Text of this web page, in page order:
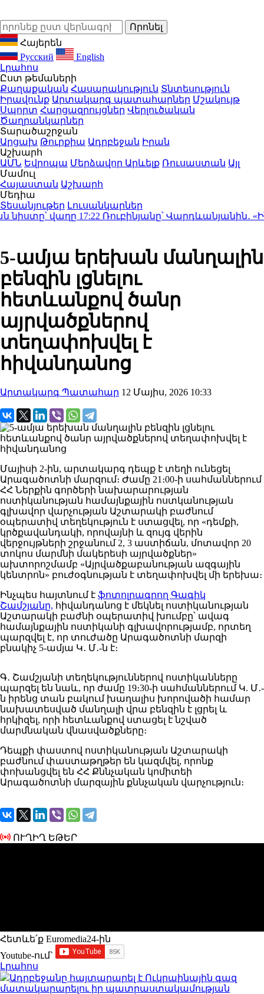
Հայերեն
Русский
English
Լրահոս
Ըստ թեմաների
Քաղաքական Հասարակություն Տնտեսություն
Իրավունք Արտակարգ պատահարներ Մշակույթ
Սպորտ Հարցազրույցներ Վերլուծական
Ծաղրանկարներ
Տարածաշրջան
Արցախ Թուրքիա Ադրբեջան Իրան
Աշխարհ
ԱՄՆ Եվրոպա Մերձավոր Արևելք Ռուսաստան Այլ
Մամուլ
Հայաստան Աշխարհ
Մեդիա
Տեսանյութեր Լուսանկարներ
վաղը17:22 Ռուբինյանը՝ Վարդևանյանին․
5-ամյա երեխան մանղալին
բենզին լցնելու
հետևանքով ծանր
այրվածքներով
տեղափոխվել է
հիվանդանոց
Արտակարգ Պատահար 12 Մայիս, 2026 10:33
Մայիսի 2-ին, արտակարգ դեպք է տեղի ունեցել
Արագածոտնի մարզում։ Ժամը 21։00-ի սահմաններում
ՀՀ Ներքին գործերի նախարարության
ոստիկանության համայնքային ոստկանության
գլխավոր վարչության Աշտարակի բաժնում
օպերատիվ տեղեկություն է ստացվել, որ «դեմքի,
կրծքավանդակի, որովայնի և զույգ վերին
վերջույթների շրջանում 2, 3 աստիճան, մոտավոր 20
տոկոս մարմնի մակերեսի այրվածքներ»
ախտորոշմամբ «Այրվածքաբանության ազգային
կենտրոն» բուժօգնության է տեղափոխվել մի երեխա։
Ինչպես հայտնում է ֆոտոլրագրող Գագիկ
Շամշյանը, հիվանդանոց է մեկնել ոստիկանության
Աշտարակի բաժնի օպերատիվ խումբը՝ ավագ
համայնքային ոստիկանի գլխավորությամբ, որտեղ
պարզվել է, որ տուժածը Արագածոտնի մարզի
բնակիչ 5-ամյա Կ․ Մ․-ն է։
Գ․ Շամշյանի տեղեկություններով ոստիկանները
պարզել են նաև, որ ժամը 19։30-ի սահմաններում Կ. Մ․-
ն իրենց տան բակում խաղալիս խորովածի համար
նախատեսված մանղալի վրա բենզին է լցրել և
հրկիզել, որի հետևանքով ստացել է նշված
մարմնական վնասվածքները։
Դեպքի փաստով ոստիկանության Աշտարակի
բաժնում փաստաթղթեր են կազմվել, որոնք
փոխանցվել են ՀՀ Քննչական կոմիտեի
Արագածոտնի մարզային քննչական վարչություն։
ՈՒՂԻՂ ԵԹԵՐ
Հետևե՛ք Euromedia24-ին
Youtube-ում`
Լրահոս
Ադրբեջանը հայտարարել է Ուկրաինային գազ
մատակարարելու իր պատրաստակամության